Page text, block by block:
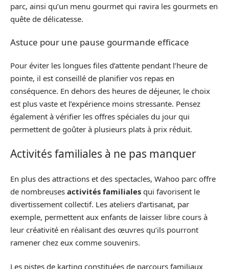
parc, ainsi qu’un menu gourmet qui ravira les gourmets en
quête de délicatesse.
Astuce pour une pause gourmande efficace
Pour éviter les longues files d’attente pendant l’heure de
pointe, il est conseillé de planifier vos repas en
conséquence. En dehors des heures de déjeuner, le choix
est plus vaste et l’expérience moins stressante. Pensez
également à vérifier les offres spéciales du jour qui
permettent de goûter à plusieurs plats à prix réduit.
Activités familiales à ne pas manquer
En plus des attractions et des spectacles, Wahoo parc offre
de nombreuses activités familiales qui favorisent le
divertissement collectif. Les ateliers d’artisanat, par
exemple, permettent aux enfants de laisser libre cours à
leur créativité en réalisant des œuvres qu’ils pourront
ramener chez eux comme souvenirs.
Les pistes de karting constituées de parcours familiaux